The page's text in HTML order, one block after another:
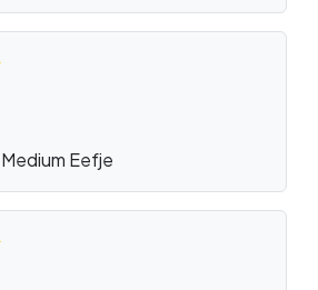
Medium Eefje